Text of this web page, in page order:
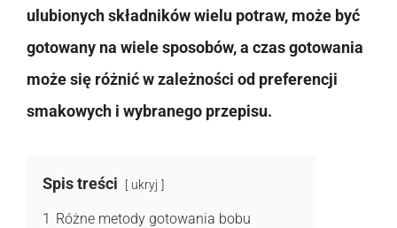
ulubionych składników wielu potraw, może być
gotowany na wiele sposobów, a czas gotowania
może się różnić w zależności od preferencji
smakowych i wybranego przepisu.
Spis treści ukryj
1 Różne metody gotowania bobu